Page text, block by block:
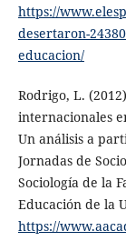
https://
desertaron-
educacion/
Rodrigo, L.
internacionales
Un análisis a
Jornadas de
Sociología de la
Educación de la
https://